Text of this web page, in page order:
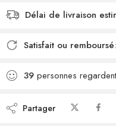
Délai de livraison
Satisfait ou remboursé
39 personnes
Partager